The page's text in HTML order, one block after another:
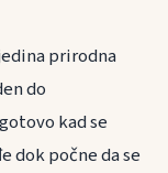
prirodna
do
kad se
dok počne da se